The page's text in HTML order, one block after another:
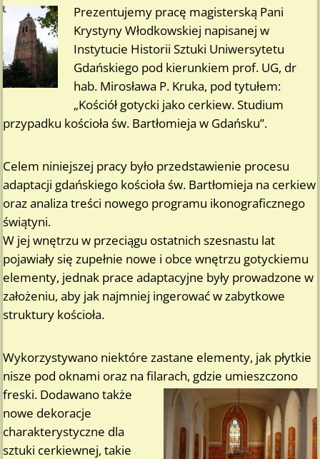
Prezentujemy pracę magisterską Pani
Krystyny Włodkowskiej napisanej w
Instytucie Historii Sztuki Uniwersytetu
Gdańskiego pod kierunkiem prof. UG, dr
hab. Mirosława P. Kruka, pod tytułem:
„Kościół gotycki jako cerkiew. Studium
przypadku kościoła św. Bartłomieja w Gdańsku”.
Celem niniejszej pracy było przedstawienie procesu
adaptacji gdańskiego kościoła św. Bartłomieja na cerkiew
oraz analiza treści nowego programu ikonograficznego
świątyni.
W jej wnętrzu w przeciągu ostatnich szesnastu lat
pojawiały się zupełnie nowe i obce wnętrzu gotyckiemu
elementy, jednak prace adaptacyjne były prowadzone w
założeniu, aby jak najmniej ingerować w zabytkowe
struktury kościoła.
Wykorzystywano niektóre zastane elementy, jak płytkie
nisze pod oknami oraz na filarach, gdzie umieszczono
freski. Dodawano także
nowe dekoracje
charakterystyczne dla
sztuki cerkiewnej, takie